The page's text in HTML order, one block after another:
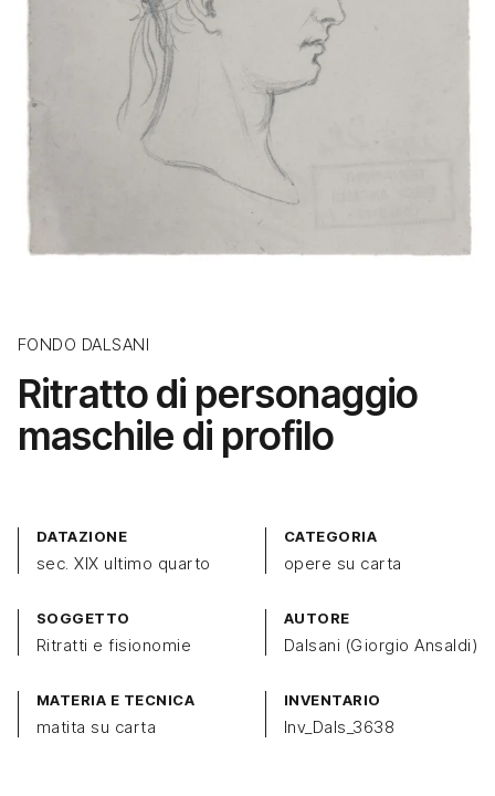
FONDO DALSANI
Ritratto di personaggio
maschile di profilo
DATAZIONE
sec. XIX ultimo quarto
CATEGORIA
opere su carta
SOGGETTO
Ritratti e fisionomie
AUTORE
Dalsani (Giorgio Ansaldi)
MATERIA E TECNICA
matita su carta
INVENTARIO
Inv_Dals_3638